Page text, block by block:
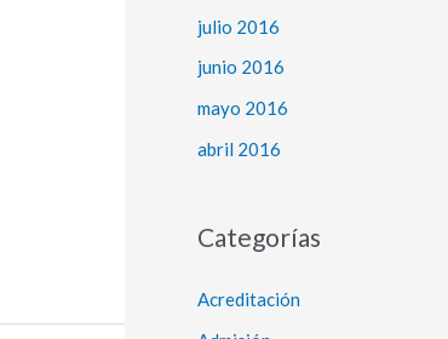
julio 2016
junio 2016
mayo 2016
abril 2016
Categorías
Acreditación